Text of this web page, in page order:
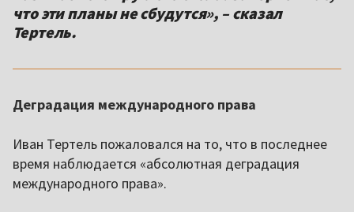
что эти планы не сбудутся», – сказал
Тертель.
Деградация международного права
Иван Тертель пожаловался на то, что в последнее
время наблюдается «абсолютная деградация
международного права».